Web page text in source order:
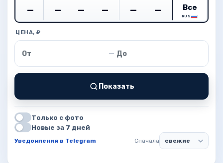
RUS
ЦЕНА, ₽
Цена от — Цена до
Показать
Только с фото
Новые за 7 дней
Уведомления в Telegram Сначала